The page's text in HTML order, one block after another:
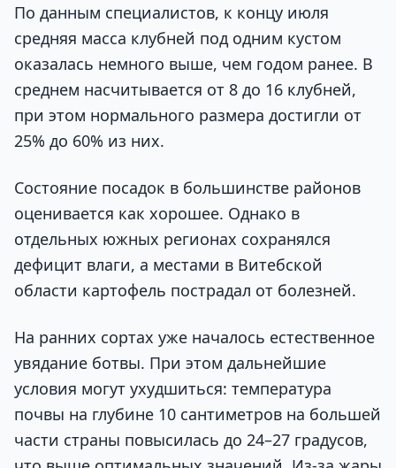
По данным специалистов, к концу июля
средняя масса клубней под одним кустом
оказалась немного выше, чем годом ранее. В
среднем насчитывается от 8 до 16 клубней,
при этом нормального размера достигли от
25% до 60% из них.
Состояние посадок в большинстве районов
оценивается как хорошее. Однако в
отдельных южных регионах сохранялся
дефицит влаги, а местами в Витебской
области картофель пострадал от болезней.
На ранних сортах уже началось естественное
увядание ботвы. При этом дальнейшие
условия могут ухудшиться: температура
почвы на глубине 10 сантиметров на большей
части страны повысилась до 24–27 градусов,